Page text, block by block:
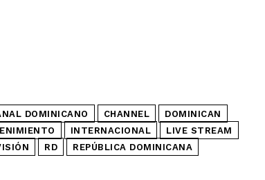
DOMINICANO CHANNEL
DOMINICAN
INTERNACIONAL
LIVE STREAM
RD
REPÚBLICA DOMINICANA